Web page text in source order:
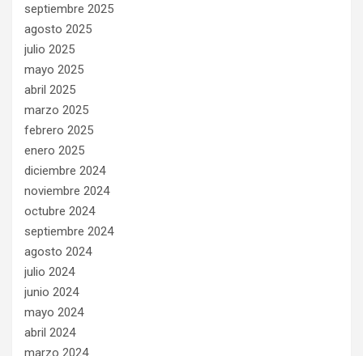
septiembre 2025
agosto 2025
julio 2025
mayo 2025
abril 2025
marzo 2025
febrero 2025
enero 2025
diciembre 2024
noviembre 2024
octubre 2024
septiembre 2024
agosto 2024
julio 2024
junio 2024
mayo 2024
abril 2024
marzo 2024